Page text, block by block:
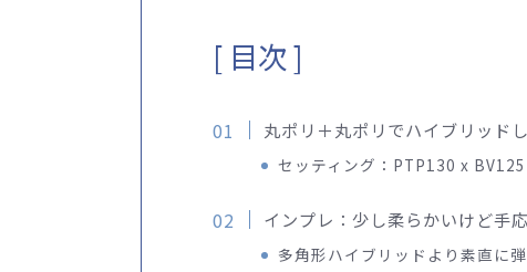
[ 目次 ]
丸ポリ＋丸ポリでハイブリッド
セッティング：PTP130 x BV125
インプレ：少し柔らかいけど手
多角形ハイブリッドより素直に